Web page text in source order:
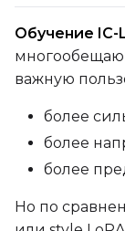
Обучение IC-
важную
более
более
более
Но по